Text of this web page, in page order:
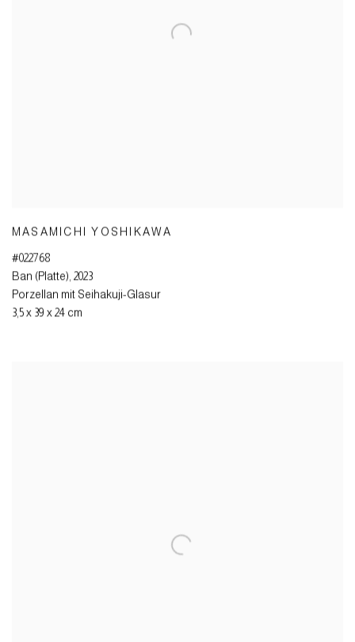
MASAMICHI YOSHIKAWA
#022768
Ban (Platte), 2023
Porzellan mit Seihakuji-Glasur
3,5 x 39 x 24 cm